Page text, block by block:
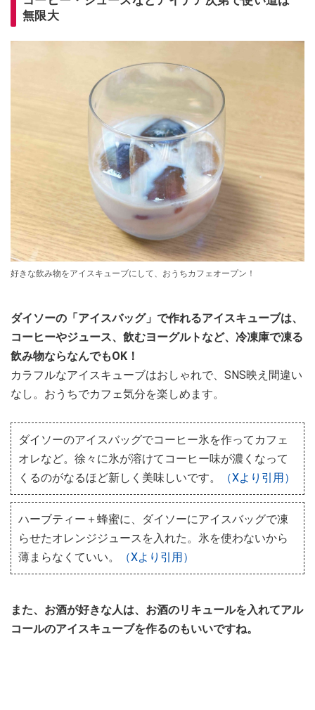
無限大
好きな飲み物をアイスキューブにして、おうちカフェオープン！
ダイソーの「アイスバッグ」で作れるアイスキューブは、
コーヒーやジュース、飲むヨーグルトなど、冷凍庫で凍る
飲み物ならなんでもOK！
カラフルなアイスキューブはおしゃれで、SNS映え間違い
なし。おうちでカフェ気分を楽しめます。
ダイソーのアイスバッグでコーヒー氷を作ってカフェ
オレなど。徐々に氷が溶けてコーヒー味が濃くなって
くるのがなるほど新しく美味しいです。
（Xより引用）
ハーブティー＋蜂蜜に、ダイソーにアイスバッグで凍
らせたオレンジジュースを入れた。氷を使わないから
薄まらなくていい。
（Xより引用）
また、お酒が好きな人は、お酒のリキュールを入れてアル
コールのアイスキューブを作るのもいいですね。